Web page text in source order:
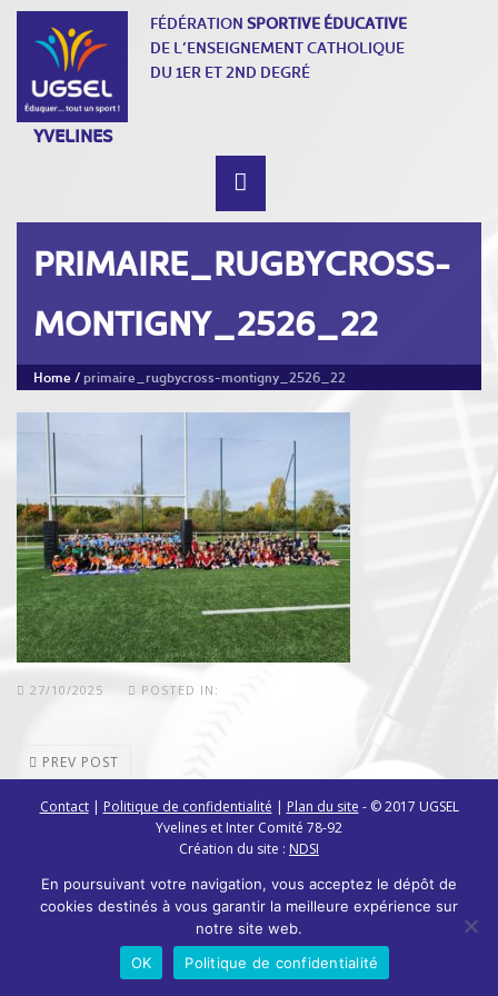
YVELINES
FÉDÉRATION SPORTIVE ÉDUCATIVE
DE L’ENSEIGNEMENT CATHOLIQUE
DU 1ER ET 2ND DEGRÉ
PRIMAIRE_RUGBYCROSS-
MONTIGNY_2526_22
Home / primaire_rugbycross-montigny_2526_22
27/10/2025 POSTED IN:
PREV POST
Contact| Politique de confidentialité | Plan du site - © 2017 UGSEL
Yvelines et Inter Comité 78-92
Création du site : NDSI
En poursuivant votre navigation, vous acceptez le dépôt de
cookies destinés à vous garantir la meilleure expérience sur
notre site web.
OK
Politique de confidentialité